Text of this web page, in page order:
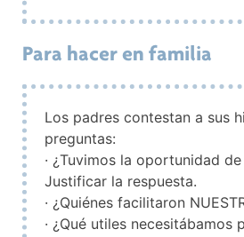
Para hacer en familia
Los padres contestan a sus
preguntas:
· ¿Tuvimos la oportunidad
Justificar la respuesta.
· ¿Quiénes facilitaron
· ¿Qué utiles necesitábamos